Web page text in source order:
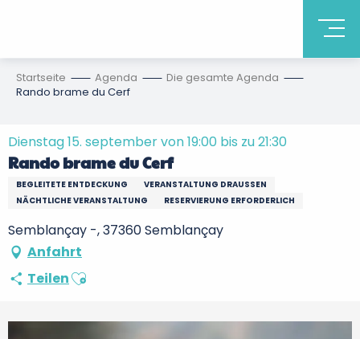
Startseite Agenda
Die gesamte Agenda
Rando brame du Cerf
Dienstag 15. september von 19:00 bis zu 21:30
Rando brame du Cerf
BEGLEITETE ENTDECKUNG
VERANSTALTUNG DRAUSSEN
NÄCHTLICHE VERANSTALTUNG
RESERVIERUNG ERFORDERLICH
Semblançay -, 37360 Semblançay
Anfahrt
TeilenAjouter aux favoris